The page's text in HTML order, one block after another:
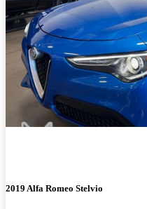
2019 Alfa Romeo Stelvio